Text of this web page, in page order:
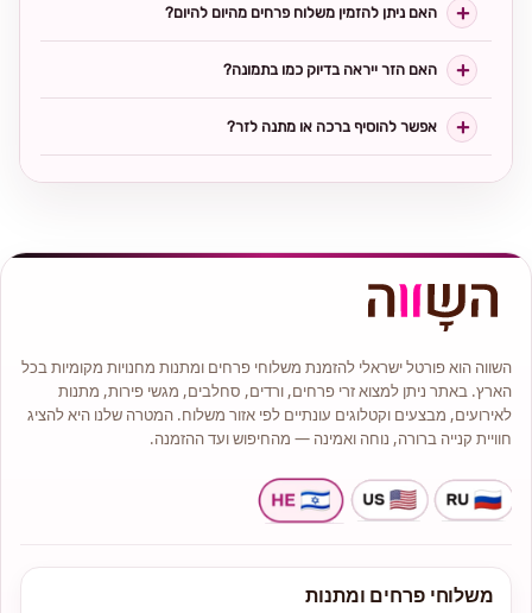
האם ניתן להזמין משלוח פרחים מהיום להיום?
האם הזר ייראה בדיוק כמו בתמונה?
אפשר להוסיף ברכה או מתנה לזר?
השווה הוא פורטל ישראלי להזמנת משלוחי פרחים ומתנות מחנויות מקומיות בכל
הארץ. באתר ניתן למצוא זרי פרחים, ורדים, סחלבים, מגשי פירות, מתנות
לאירועים, מבצעים וקטלוגים עונתיים לפי אזור משלוח. המטרה שלנו היא להציג
חוויית קנייה ברורה, נוחה ואמינה — מהחיפוש ועד ההזמנה.
משלוחי פרחים ומתנות